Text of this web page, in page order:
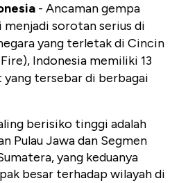
- Ancaman gempa
sorotan serius di
yang terletak di Cincin
Indonesia memiliki 13
tersebar di berbagai
berisiko tinggi adalah
Pulau Jawa dan Segmen
yang keduanya
besar terhadap wilayah di